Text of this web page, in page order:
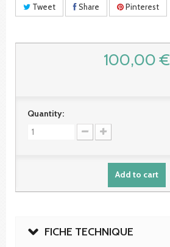
Tweet Share Pinterest
100,00 €
Quantity:
Add to cart
FICHE TECHNIQUE